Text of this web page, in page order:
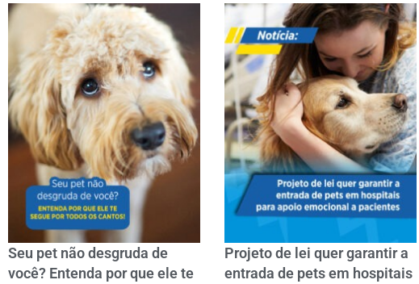
Seu pet não desgruda de
você? Entenda por que ele te
Projeto de lei quer garantir a
entrada de pets em hospitais